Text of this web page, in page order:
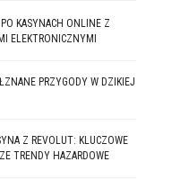
PO KASYNACH ONLINE Z
ELEKTRONICZNYMI
PRZYGODY W DZIKIEJ
Z REVOLUT: KLUCZOWE
TRENDY HAZARDOWE